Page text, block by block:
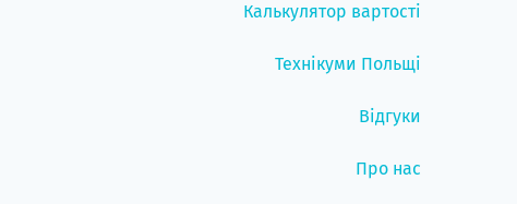
Калькулятор вартості
Технікуми Польщі
Відгуки
Про нас